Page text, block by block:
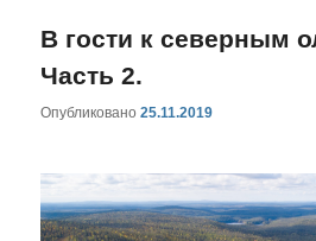
В гости к северным
Часть 2.
Опубликовано25.11.2019